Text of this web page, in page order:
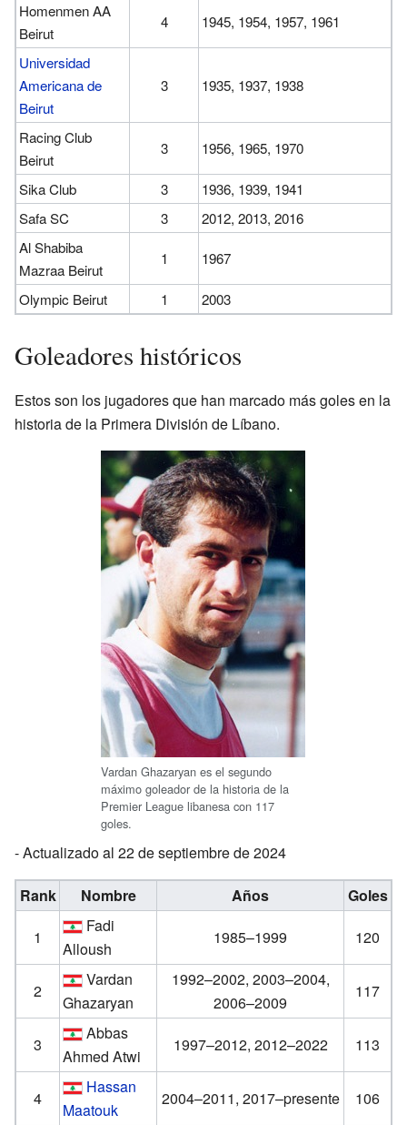
Homenmen AA
Beirut
4 1945, 1954, 1957, 1961
Universidad
Americana de
Beirut
3 1935, 1937, 1938
Racing Club
Beirut
3 1956, 1965, 1970
Sika Club 3
1936, 1939, 1941
Safa SC
3
2012, 2013, 2016
Al Shabiba
Mazraa Beirut
1 1967
Olympic Beirut 1 2003
Goleadores históricos
Estos son los jugadores que han marcado más goles en la
historia de la Primera División de Líbano.
Vardan Ghazaryan es el segundo
máximo goleador de la historia de la
Premier League libanesa con 117
goles.
- Actualizado al 22 de septiembre de 2024
Rank Nombre Años
Goles
1
Fadi
Alloush
1985–1999 120
2
Vardan
Ghazaryan
1992–2002, 2003–2004,
2006–2009
117
3
Abbas
Ahmed Atwi
1997–2012, 2012–2022 113
4
Hassan
Maatouk
2004–2011, 2017–presente 106